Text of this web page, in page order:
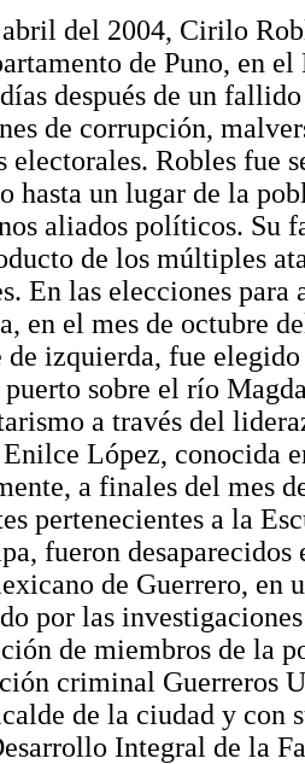
del 2004, Cirilo
de Puno, en
después de un
de corrupción,
electorales. Robles fue
hasta un lugar de la
aliados políticos. Su
de los múltiples
En las elecciones para
en el mes de octubre
izquierda, fue
puerto sobre el río
a través del
Enilce López, conocida
a finales del mes
pertenecientes a la
fueron
de Guerrero, en
por las
de miembros de la
criminal Guerreros
de la ciudad y con
Integral de la